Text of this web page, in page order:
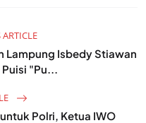
ARTICLE
Lampung Isbedy Stiawan
"Pu...
Polri, Ketua IWO